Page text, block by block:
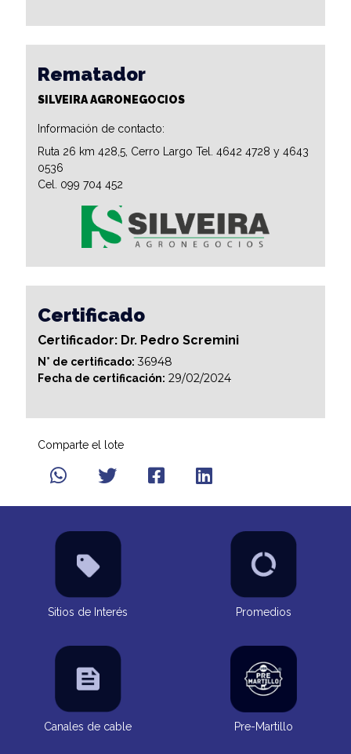
Rematador
SILVEIRA AGRONEGOCIOS
Información de contacto:
Ruta 26 km 428,5, Cerro Largo Tel. 4642 4728 y 4643
0536
Cel. 099 704 452
Certificado
Certificador: Dr. Pedro Scremini
N° de certificado: 36948
Fecha de certificación: 29/02/2024
Comparte el lote
Sitios de Interés Promedios
Canales de cable Pre-Martillo